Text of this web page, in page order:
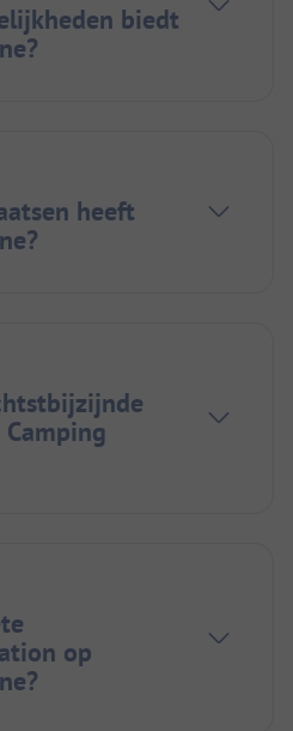
biedt
heeft
op